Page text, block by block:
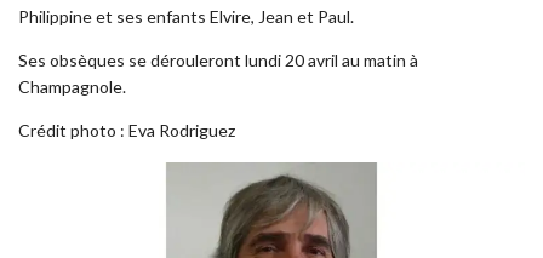
Philippine et ses enfants Elvire, Jean et Paul.
Ses obsèques se dérouleront lundi 20 avril au matin à
Champagnole.
Crédit photo : Eva Rodriguez